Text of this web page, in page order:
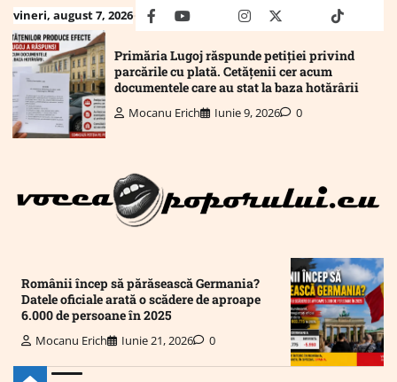
Skip
to
content
vineri, august 7, 2026 facebookyoutubeMailinstagram
twitter truthtiktok
Primăria Lugoj răspunde petiției privind
parcările cu plată. Cetățenii cer acum
documentele care au stat la baza hotărârii
Mocanu Erich Iunie 9, 2026 0
Românii încep să părăsească Germania?
Datele oficiale arată o scădere de aproape
6.000 de persoane în 2025
Mocanu Erich Iunie 21, 2026 0